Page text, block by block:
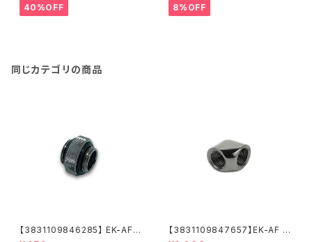
40%OFF 8%OFF
同じカテゴリの商品
【3831109846285】 EK-AF E
【3831109847657】EK-AF A